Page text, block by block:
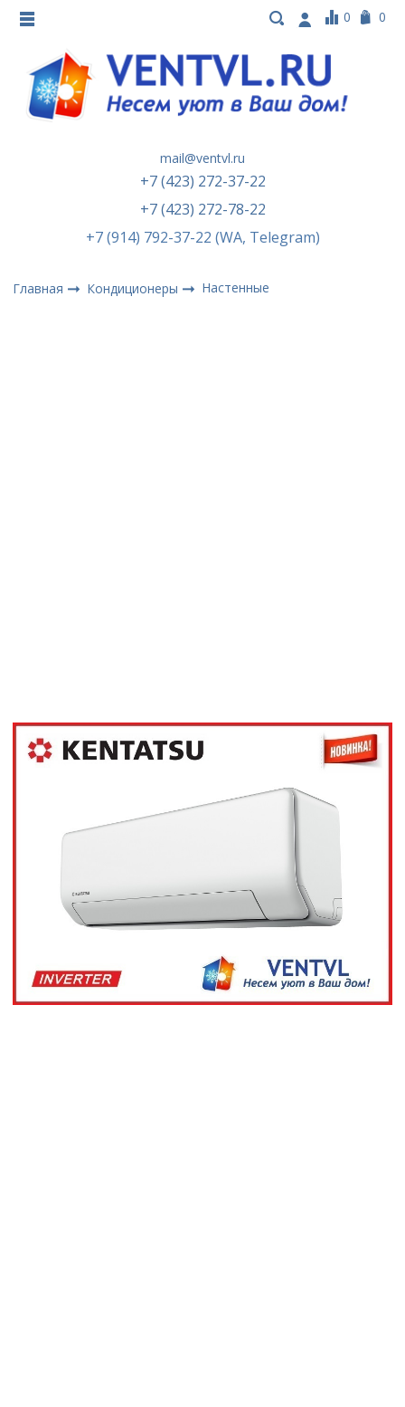
0 0
mail@ventvl.ru
+7 (423) 272-37-22
+7 (423) 272-78-22
+7 (914) 792-37-22 (WA, Telegram)
Главная Кондиционеры Настенные